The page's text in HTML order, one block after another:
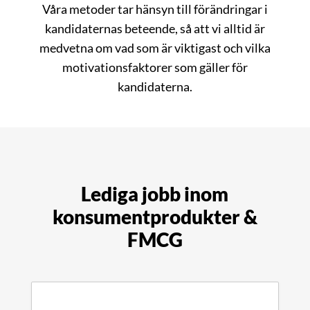
Våra metoder tar hänsyn till förändringar i
kandidaternas beteende, så att vi alltid är
medvetna om vad som är viktigast och vilka
motivationsfaktorer som gäller för
kandidaterna.
Lediga jobb inom
konsumentprodukter &
FMCG